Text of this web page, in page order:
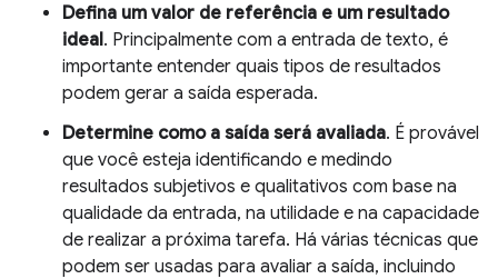
Defina um valor de referência e um resultado
ideal. Principalmente com a entrada de texto, é
importante entender quais tipos de resultados
podem gerar a saída esperada.
Determine como a saída será avaliada. É provável
que você esteja identificando e medindo
resultados subjetivos e qualitativos com base na
qualidade da entrada, na utilidade e na capacidade
de realizar a próxima tarefa. Há várias técnicas que
podem ser usadas para avaliar a saída, incluindo